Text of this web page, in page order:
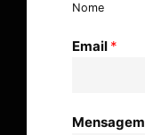
Nome
Email *
Mensagem